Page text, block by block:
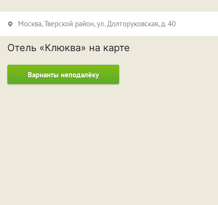
Москва,Тверской район, ул. Долгоруковская, д. 40
Отель «Клюква» на карте
Варианты неподалёку